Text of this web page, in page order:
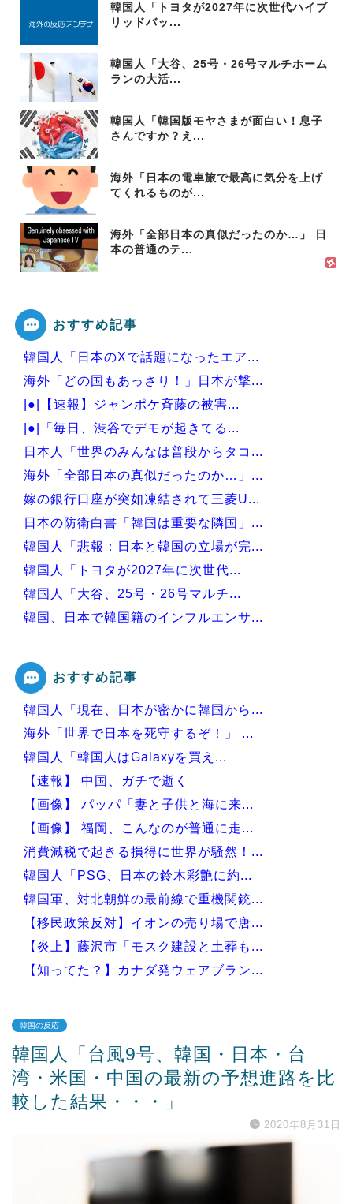
韓国人「トヨタが2027年に次世代ハイブ
リッドバッ...
韓国人「大谷、25号・26号マルチホーム
ランの大活...
韓国人「韓国版モヤさまが面白い！息子
さんですか？え...
海外「日本の電車旅で最高に気分を上げ
てくれるものが...
海外「全部日本の真似だったのか…」 日
本の普通のテ...
おすすめ記事
韓国人「日本のXで話題になったエア...
海外「どの国もあっさり！」日本が撃...
|●|【速報】ジャンポケ斉藤の被害...
|●|「毎日、渋谷でデモが起きてる...
日本人「世界のみんなは普段からタコ...
海外「全部日本の真似だったのか…」...
嫁の銀行口座が突如凍結されて三菱U...
日本の防衛白書「韓国は重要な隣国」...
韓国人「悲報：日本と韓国の立場が完...
韓国人「トヨタが2027年に次世代...
韓国人「大谷、25号・26号マルチ...
韓国、日本で韓国籍のインフルエンサ...
Powered by livedoor 相互RSS
おすすめ記事
韓国人「現在、日本が密かに韓国から...
海外「世界で日本を死守するぞ！」 ...
韓国人「韓国人はGalaxyを買え...
【速報】 中国、ガチで逝く
【画像】 パッパ「妻と子供と海に来...
【画像】 福岡、こんなのが普通に走...
消費減税で起きる損得に世界が騒然！...
韓国人「PSG、日本の鈴木彩艶に約...
韓国軍、対北朝鮮の最前線で重機関銃...
【移民政策反対】イオンの売り場で唐...
【炎上】藤沢市「モスク建設と土葬も...
【知ってた？】カナダ発ウェアブラン...
Powered by livedoor 相互RSS
韓国の反応
韓国人「台風9号、韓国・日本・台
湾・米国・中国の最新の予想進路を比
較した結果・・・」
2020年8月31日